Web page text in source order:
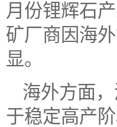
月份锂辉石
矿厂商因海
显。
海外方面
于稳定高产